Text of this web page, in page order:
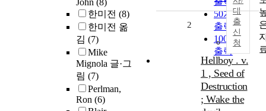
John (8)
한미전 (8)
한미전 옮
김 (7)
Mike
Mignola 글·그
림 (7)
Perlman,
Ron (6)
50개씩
출력
100개씩
출력
대
출
신
청
2
Hellboy . v.
1 , Seed of
Destruction
; Wake the